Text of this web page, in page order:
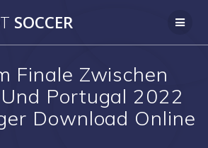
to
SOCCER
Finale Zwischen
Portugal 2022
Download Online